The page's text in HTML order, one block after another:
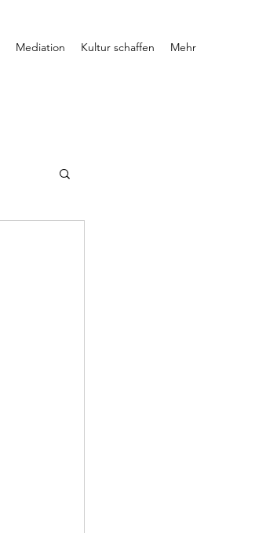
Mediation Kultur schaffen Mehr